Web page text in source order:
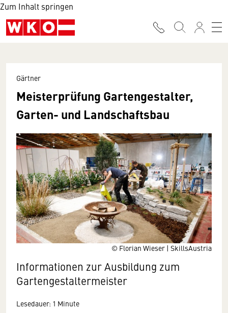
Zum Inhalt springen
© Florian Wieser | SkillsAustria
Gärtner
Meisterprüfung Gartengestalter,
Garten- und Landschaftsbau
Informationen zur Ausbildung zum
Gartengestaltermeister
Lesedauer: 1 Minute